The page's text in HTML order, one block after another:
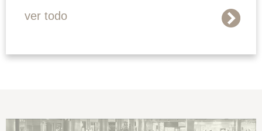
ver todo